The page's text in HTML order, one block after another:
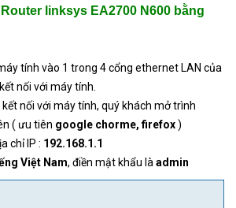
linksys EA2700 N600 bằng
tính vào 1 trong 4 cổng ethernet LAN của
nối với máy tính.
nối với máy tính, quý khách mở trình
( ưu tiên google chorme, firefox)
chỉ IP : 192.168.1.1
Việt Nam, điền mật khẩu là admin